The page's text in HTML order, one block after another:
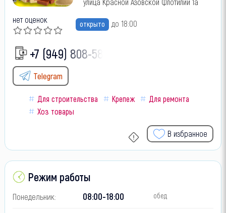
нет оценок
открыто до 18:00
+7 (949) 808-58-
Telegram
Для строительства Крепеж
Для ремонта
Хоз товары
В избранное
Режим работы
Понедельник: 08:00-18:00 обед